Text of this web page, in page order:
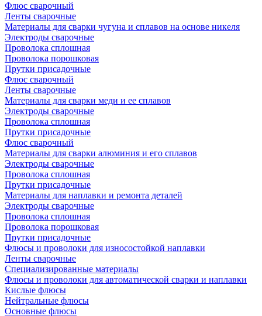
Флюс сварочный
Ленты сварочные
Материалы для сварки чугуна и сплавов на основе никеля
Электроды сварочные
Проволока сплошная
Проволока порошковая
Прутки присадочные
Флюс сварочный
Ленты сварочные
Материалы для сварки меди и ее сплавов
Электроды сварочные
Проволока сплошная
Прутки присадочные
Флюс сварочный
Материалы для сварки алюминия и его сплавов
Электроды сварочные
Проволока сплошная
Прутки присадочные
Материалы для наплавки и ремонта деталей
Электроды сварочные
Проволока сплошная
Проволока порошковая
Прутки присадочные
Флюсы и проволоки для износостойкой наплавки
Ленты сварочные
Специализированные материалы
Флюсы и проволоки для автоматической сварки и наплавки
Кислые флюсы
Нейтральные флюсы
Основные флюсы